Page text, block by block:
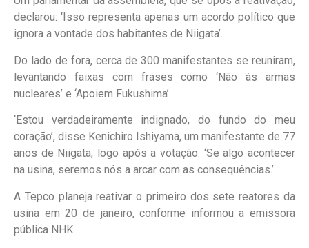
declarou: ‘Isso representa apenas um acordo político que
ignora a vontade dos habitantes de Niigata’.
Do lado de fora, cerca de 300 manifestantes se reuniram,
levantando faixas com frases como ‘Não às armas
nucleares’ e ‘Apoiem Fukushima’.
‘Estou verdadeiramente indignado, do fundo do meu
coração’, disse Kenichiro Ishiyama, um manifestante de 77
anos de Niigata, logo após a votação. ‘Se algo acontecer
na usina, seremos nós a arcar com as consequências.’
A Tepco planeja reativar o primeiro dos sete reatores da
usina em 20 de janeiro, conforme informou a emissora
pública NHK.